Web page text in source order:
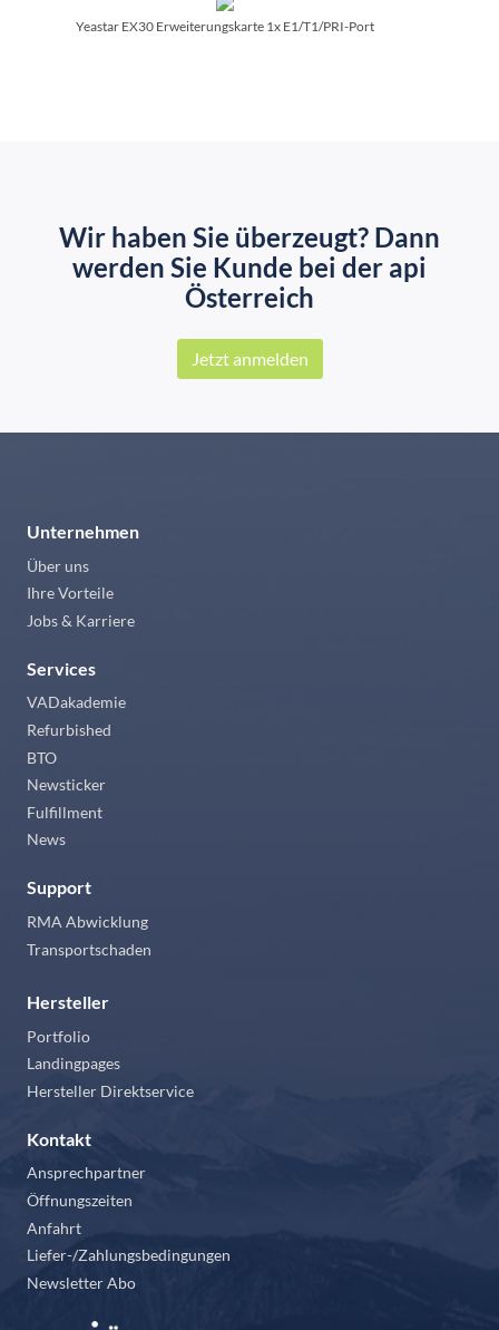
Yeastar EX30 Erweiterungskarte 1x E1/­T1/­PRI-Port
Wir haben Sie überzeugt? Dann
werden Sie Kunde bei der api
Österreich
Jetzt anmelden
Unternehmen
Über uns
Ihre Vorteile
Jobs & Karriere
Services
VADakademie
Refurbished
BTO
Newsticker
Fulfillment
News
Support
RMA Abwicklung
Transportschaden
Hersteller
Portfolio
Landingpages
Hersteller Direktservice
Kontakt
Ansprechpartner
Öffnungszeiten
Anfahrt
Liefer-/Zahlungsbedingungen
Newsletter Abo